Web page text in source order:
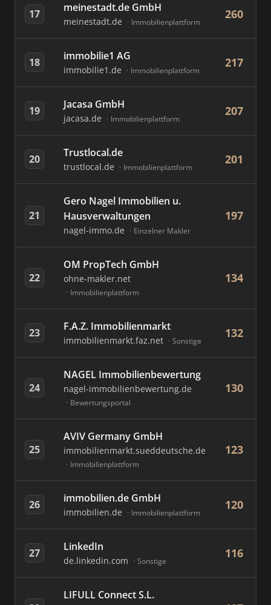
17 meinestadt.de GmbH
meinestadt.de Immobilienplattform
260
18 immobilie1 AG
immobilie1.de Immobilienplattform
217
19 Jacasa GmbH
jacasa.de Immobilienplattform
207
20 Trustlocal.de
trustlocal.de Immobilienplattform
201
21
Gero Nagel Immobilien u.
Hausverwaltungen
nagel-immo.de Einzelner Makler
197
22
OM PropTech GmbH
ohne-makler.net
Immobilienplattform
134
23 F.A.Z. Immobilienmarkt
immobilienmarkt.faz.net Sonstige
132
24
NAGEL Immobilienbewertung
nagel-immobilienbewertung.de
Bewertungsportal
130
25
AVIV Germany GmbH
immobilienmarkt.sueddeutsche.de
Immobilienplattform
123
26 immobilien.de GmbH
immobilien.de Immobilienplattform
120
27 LinkedIn
de.linkedin.com Sonstige
116
LIFULL Connect S.L.